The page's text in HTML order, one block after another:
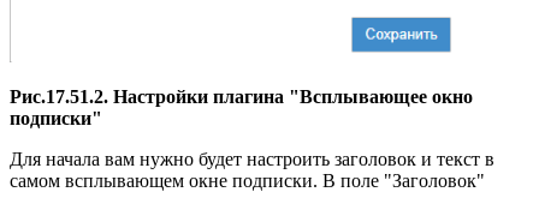
Рис.17.51.2. Настройки плагина "Всплывающее окно
подписки"
Для начала вам нужно будет настроить заголовок и текст в
самом всплывающем окне подписки. В поле "Заголовок"